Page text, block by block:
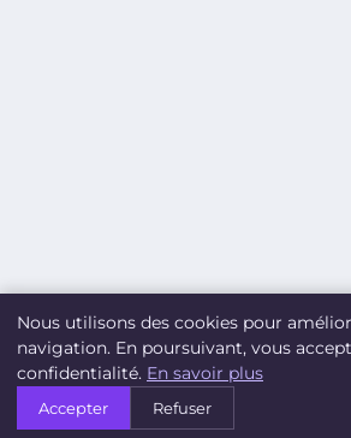
Nous utilisons des cookies pour
navigation. En poursuivant, vous
confidentialité. En savoir plus
Accepter Refuser